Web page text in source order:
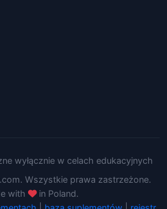
wyłącznie w celach edukacyjnych
Wszystkie prawa zastrzeżone.
with
in Poland.